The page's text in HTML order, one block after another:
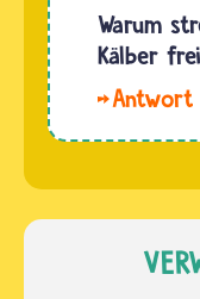
und
Frauen
jedoch
essen
tatsächlich
Rindfleisch,
andere
ist nicht
Warum
Kälber
vielen
Hindus
wie alle